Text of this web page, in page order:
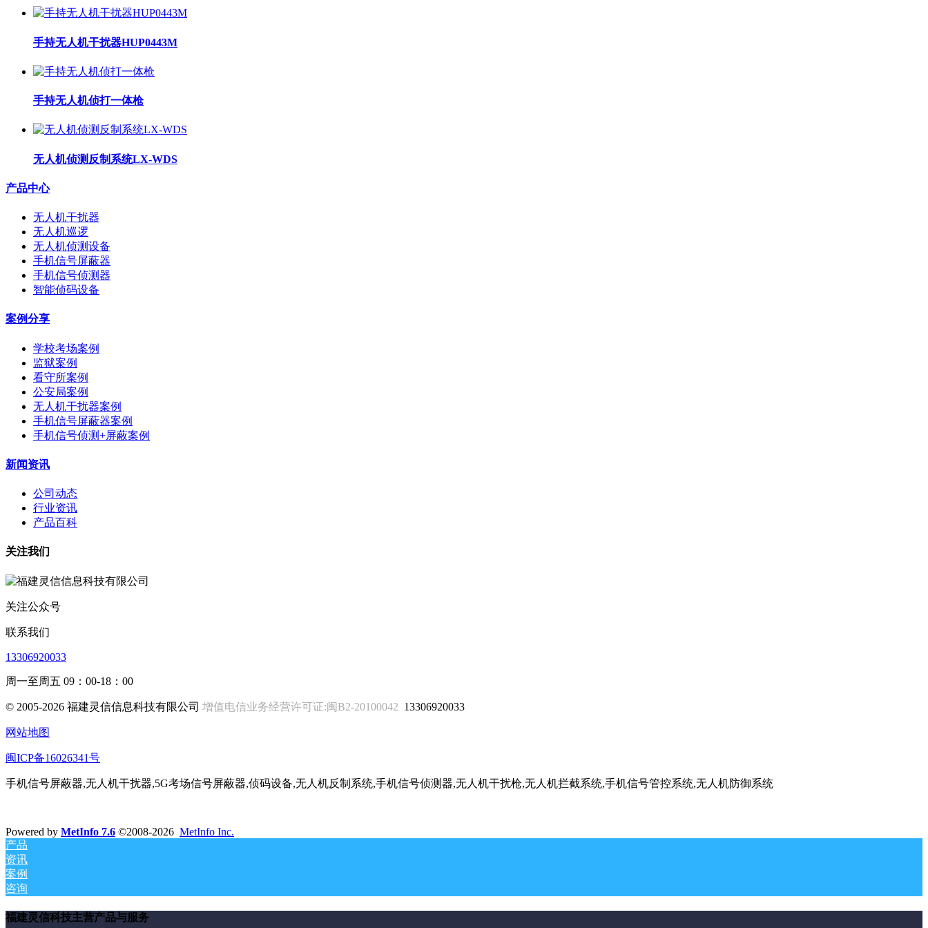
手持无人机干扰器HUP0443M
手持无人机侦打一体枪
无人机侦测反制系统LX-WDS
产品中心
无人机干扰器
无人机巡逻
无人机侦测设备
手机信号屏蔽器
手机信号侦测器
智能侦码设备
案例分享
学校考场案例
监狱案例
看守所案例
公安局案例
无人机干扰器案例
手机信号屏蔽器案例
手机信号侦测+屏蔽案例
新闻资讯
公司动态
行业资讯
产品百科
关注我们
关注公众号
联系我们
13306920033
周一至周五 09：00-18：00
© 2005-2026 福建灵信信息科技有限公司 增值电信业务经营许可证:闽B2-20100042 13306920033
网站地图
闽ICP备16026341号
手机信号屏蔽器,无人机干扰器,5G考场信号屏蔽器,侦码设备,无人机反制系统,手机信号侦测器,无人机干扰枪,无人机拦截系统,手机信号管控系统,无人机防御系统
Powered by MetInfo 7.6 ©2008-2026 MetInfo Inc.
产品
资讯
案例
咨询
福建灵信科技主营产品与服务